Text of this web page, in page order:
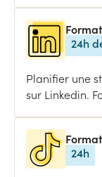
24h
Planifier une
sur Linkedin.
24h